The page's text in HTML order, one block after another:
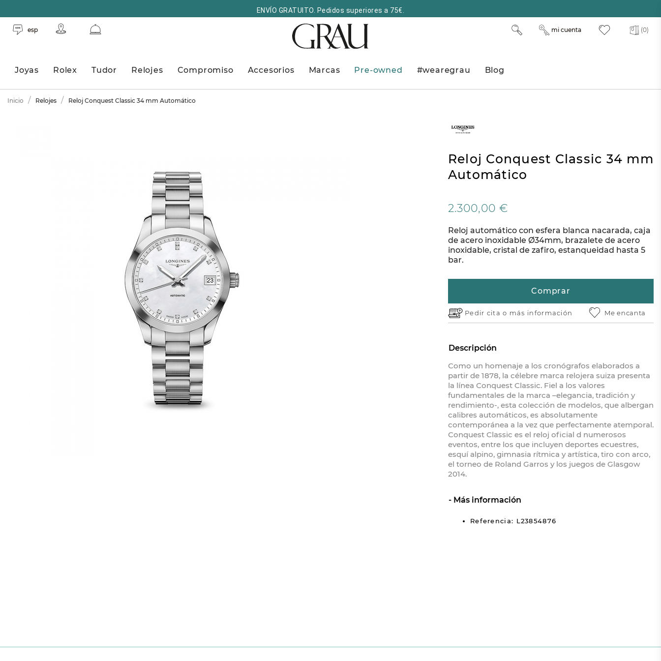
ENVÍO GRATUITO. Pedidos superiores a 75€.
esp (0)
mi cuenta
Joyas Rolex Tudor Relojes Compromiso Accesorios Marcas Pre-owned #wearegrau Blog
Inicio Relojes Reloj Conquest Classic 34 mm Automático
Reloj Conquest Classic 34 mm
Automático
2.300,00 €
Reloj automático con esfera blanca nacarada, caja
de acero inoxidable Ø34mm, brazalete de acero
inoxidable, cristal de zafiro, estanqueidad hasta 5
bar.
Comprar
Pedir cita o más información Me encanta
Descripción
Como un homenaje a los cronógrafos elaborados a
partir de 1878, la célebre marca relojera suiza presenta
la línea Conquest Classic. Fiel a los valores
fundamentales de la marca –elegancia, tradición y
rendimiento-, esta colección de modelos, que albergan
calibres automáticos, es absolutamente
contemporánea a la vez que perfectamente atemporal.
Conquest Classic es el reloj oficial d numerosos
eventos, entre los que incluyen deportes ecuestres,
esquí alpino, gimnasia rítmica y artística, tiro con arco,
el torneo de Roland Garros y los juegos de Glasgow
2014.
Más información
Referencia: L23854876